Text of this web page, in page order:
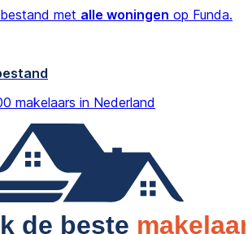
met alle woningen op Funda.
makelaars in Nederland